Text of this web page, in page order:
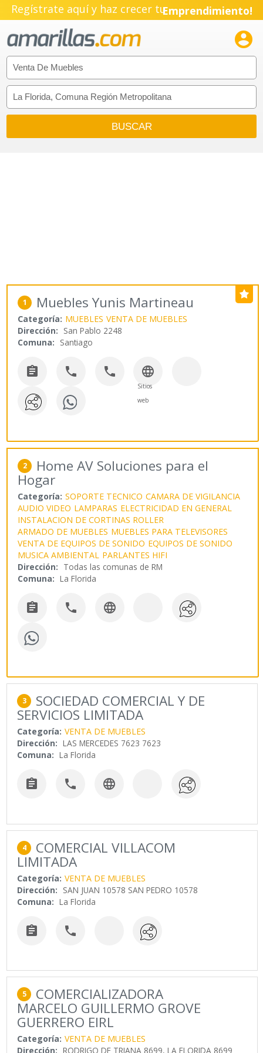
Regístrate aquí y haz crecer tuEmprendimiento!

1 Muebles Yunis Martineau
Categoría: MUEBLES VENTA DE MUEBLES
Dirección: San Pablo 2248
Comuna: Santiago
   
Sitios
web
2 Home AV Soluciones para el
Hogar
Categoría: SOPORTE TECNICO CAMARA DE VIGILANCIA
AUDIO VIDEO LAMPARAS ELECTRICIDAD EN GENERAL
INSTALACION DE CORTINAS ROLLER
ARMADO DE MUEBLES MUEBLES PARA TELEVISORES
VENTA DE EQUIPOS DE SONIDO EQUIPOS DE SONIDO
MUSICA AMBIENTAL PARLANTES HIFI
Dirección: Todas las comunas de RM
Comuna: La Florida
  
3 SOCIEDAD COMERCIAL Y DE
SERVICIOS LIMITADA
Categoría: VENTA DE MUEBLES
Dirección: LAS MERCEDES 7623 7623
Comuna: La Florida
  
4 COMERCIAL VILLACOM
LIMITADA
Categoría: VENTA DE MUEBLES
Dirección: SAN JUAN 10578 SAN PEDRO 10578
Comuna: La Florida
 
5 COMERCIALIZADORA
MARCELO GUILLERMO GROVE
GUERRERO EIRL
Categoría: VENTA DE MUEBLES
Dirección: RODRIGO DE TRIANA 8699, LA FLORIDA 8699